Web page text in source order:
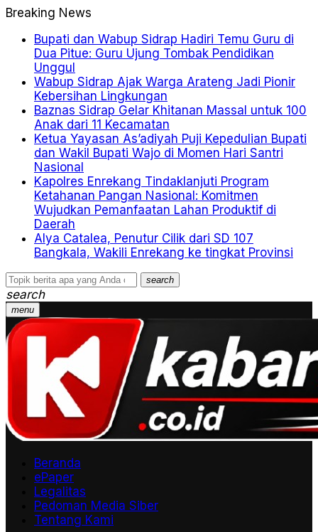
Breaking News
Bupati dan Wabup Sidrap Hadiri Temu Guru di
Dua Pitue: Guru Ujung Tombak Pendidikan
Unggul
Wabup Sidrap Ajak Warga Arateng Jadi Pionir
Kebersihan Lingkungan
Baznas Sidrap Gelar Khitanan Massal untuk 100
Anak dari 11 Kecamatan
Ketua Yayasan As’adiyah Puji Kepedulian Bupati
dan Wakil Bupati Wajo di Momen Hari Santri
Nasional
Kapolres Enrekang Tindaklanjuti Program
Ketahanan Pangan Nasional: Komitmen
Wujudkan Pemanfaatan Lahan Produktif di
Daerah
Alya Catalea, Penutur Cilik dari SD 107
Bangkala, Wakili Enrekang ke tingkat Provinsi
search
search
menu
Beranda
ePaper
Legalitas
Pedoman Media Siber
Tentang Kami